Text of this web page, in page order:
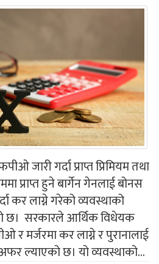
जारी गर्दा प्राप्त प्रिमियम तथा
प्राप्त हुने बार्गेन गेनलाई बोनस
कर लाग्ने गरेको व्यवस्थाको
छ। सरकारले आर्थिक विधेयक
र मर्जरमा कर लाग्ने र पुरानालाई
ल्याएको छ। यो व्यवस्थाको...